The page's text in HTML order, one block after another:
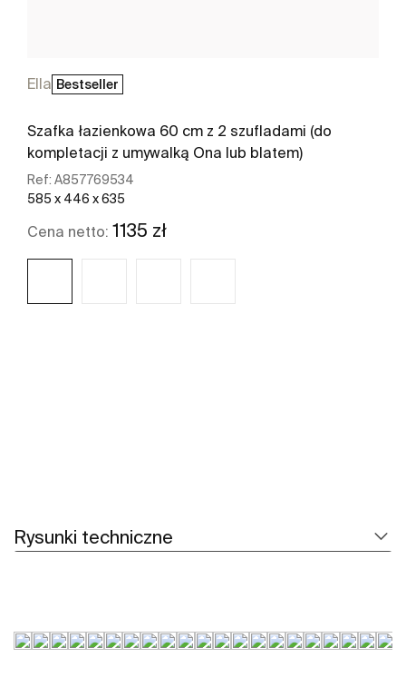
Ella Bestseller
Szafka łazienkowa 60 cm z 2 szufladami (do
kompletacji z umywalką Ona lub blatem)
Ref: A857769534
585 x 446 x 635
Cena netto: 1135 zł
Rysunki techniczne